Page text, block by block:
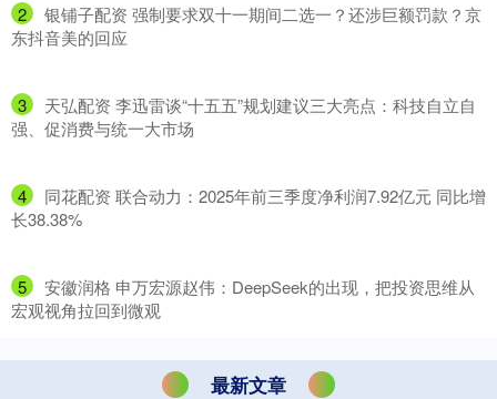
2
​银铺子配资 强制要求双十一期间二选一？还涉巨额罚款？京
东抖音美的回应
3
​天弘配资 李迅雷谈“十五五”规划建议三大亮点：科技自立自
强、促消费与统一大市场
4
​同花配资 联合动力：2025年前三季度净利润7.92亿元 同比增
长38.38%
5
​安徽润格 申万宏源赵伟：DeepSeek的出现，把投资思维从
宏观视角拉回到微观
最新文章